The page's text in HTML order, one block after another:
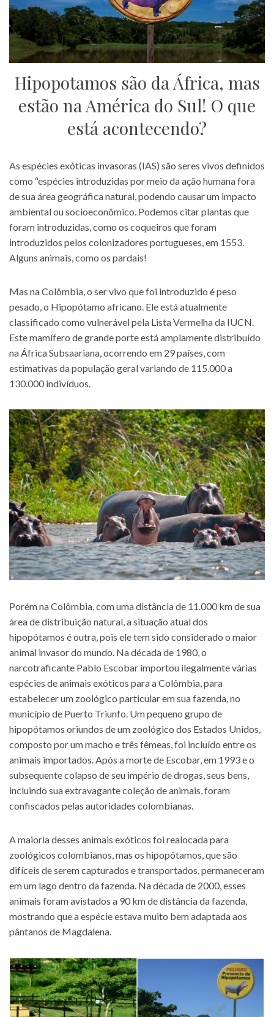
Hipopotamos são da África, mas
estão na América do Sul! O que
está acontecendo?
As espécies exóticas invasoras (IAS) são seres vivos definidos
como “espécies introduzidas por meio da ação humana fora
de sua área geográfica natural, podendo causar um impacto
ambiental ou socioeconômico. Podemos citar plantas que
foram introduzidas, como os coqueiros que foram
introduzidos pelos colonizadores portugueses, em 1553.
Alguns animais, como os pardais!
Mas na Colômbia, o ser vivo que foi introduzido é peso
pesado, o Hipopótamo africano. Ele está atualmente
classificado como vulnerável pela Lista Vermelha da IUCN.
Este mamífero de grande porte está amplamente distribuído
na África Subsaariana, ocorrendo em 29 países, com
estimativas da população geral variando de 115.000 a
130.000 indivíduos.
Porém na Colômbia, com uma distância de 11.000 km de sua
área de distribuição natural, a situação atual dos
hipopótamos é outra, pois ele tem sido considerado o maior
animal invasor do mundo. Na década de 1980, o
narcotraficante Pablo Escobar importou ilegalmente várias
espécies de animais exóticos para a Colômbia, para
estabelecer um zoológico particular em sua fazenda, no
município de Puerto Triunfo. Um pequeno grupo de
hipopótamos oriundos de um zoológico dos Estados Unidos,
composto por um macho e três fêmeas, foi incluído entre os
animais importados. Após a morte de Escobar, em 1993 e o
subsequente colapso de seu império de drogas, seus bens,
incluindo sua extravagante coleção de animais, foram
confiscados pelas autoridades colombianas.
A maioria desses animais exóticos foi realocada para
zoológicos colombianos, mas os hipopótamos, que são
difíceis de serem capturados e transportados, permaneceram
em um lago dentro da fazenda. Na década de 2000, esses
animais foram avistados a 90 km de distância da fazenda,
mostrando que a espécie estava muito bem adaptada aos
pântanos de Magdalena.